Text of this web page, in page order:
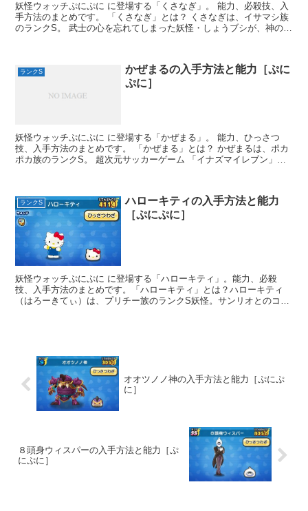
妖怪ウォッチぷにぷに に登場する「くさなぎ」。 能力、必殺技、入
手方法のまとめです。 「くさなぎ」とは？ くさなぎは、イサマシ族
のランクS。 武士の心を忘れてしまった妖怪・しょうブシが、神の力
ランクS
かぜまるの入手方法と能力［ぷに
ぷに］
妖怪ウォッチぷにぷに に登場する「かぜまる」。 能力、ひっさつ
技、入手方法のまとめです。 「かぜまる」とは？ かぜまるは、ポカ
ポカ族のランクS。 超次元サッカーゲーム 「イナズマイレブン」シ
ランクS
ハローキティの入手方法と能力
［ぷにぷに］
妖怪ウォッチぷにぷに に登場する「ハローキティ」。能力、必殺
技、入手方法のまとめです。「ハローキティ」とは？ハローキティ
（はろーきてぃ）は、プリチー族のランクS妖怪。サンリオとのコラ
オオツノノ神の入手方法と能力［ぷにぷ
に］
８頭身ウィスパーの入手方法と能力［ぷ
にぷに］